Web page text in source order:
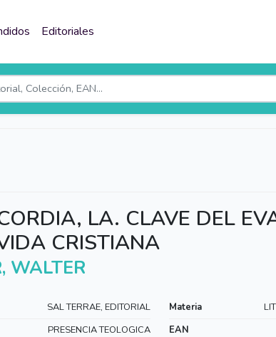
Editoriales
LA. CLAVE DEL
CRISTIANA
WALTER
SAL TERRAE, EDITORIAL Materia
PRESENCIA TEOLOGICA
EAN